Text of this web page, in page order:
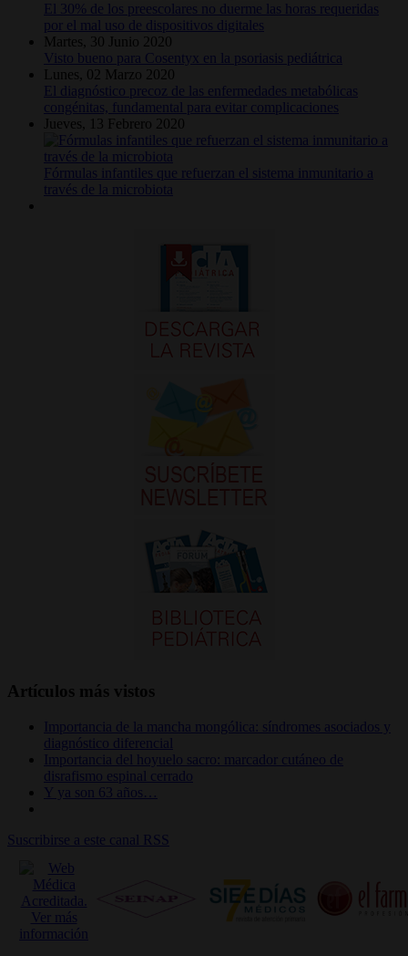
El 30% de los preescolares no duerme las horas requeridas
por el mal uso de dispositivos digitales
Martes, 30 Junio 2020
Visto bueno para Cosentyx en la psoriasis pediátrica
Lunes, 02 Marzo 2020
El diagnóstico precoz de las enfermedades metabólicas
congénitas, fundamental para evitar complicaciones
Jueves, 13 Febrero 2020
Fórmulas infantiles que refuerzan el sistema inmunitario a
través de la microbiota
Artículos más vistos
Importancia de la mancha mongólica: síndromes asociados y
diagnóstico diferencial
Importancia del hoyuelo sacro: marcador cutáneo de
disrafismo espinal cerrado
Y ya son 63 años…
Suscribirse a este canal RSS